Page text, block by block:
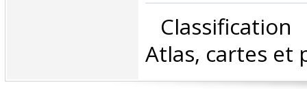
Atlas, cartes et